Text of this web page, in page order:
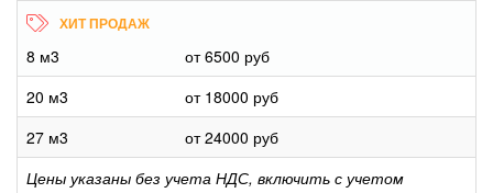
8 м3
от 6500 руб
20 м3
от 18000 руб
27 м3
от 24000 руб
Цены указаны без учета НДС, включить с учетом